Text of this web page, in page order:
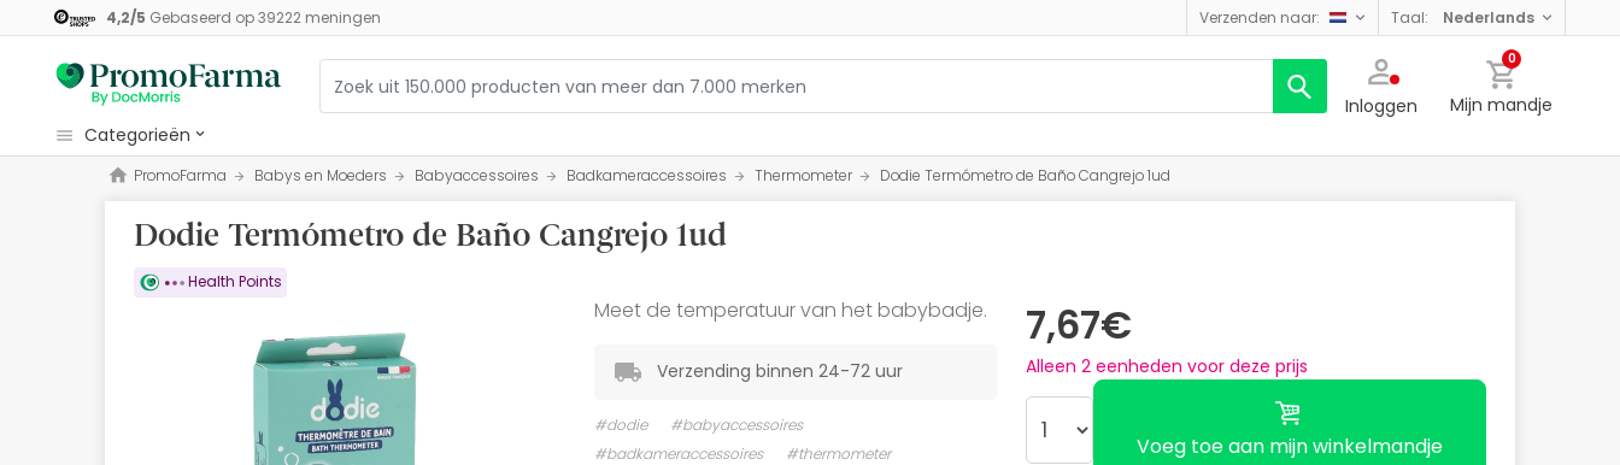
4,2/5 Gebaseerd op39222meningen verzenden naar: taal: nederlands
Inloggen
0
Mijn mandje
categorieën
Cosmetica
Gezondheid
Hygiëne
PromoFarma Babys en Moeders Babyaccessoires Badkameraccessoires Thermometer Dodie Termómetro de Baño Cangrejo 1ud
Dodie Termómetro de Baño Cangrejo 1ud
Health Points
7,67€
Alleen 2 eenheden voor deze prijs
Voeg toe aan mijn winkelmandje
Meet de temperatuur van het babybadje.
Verzending binnen 24-72 uur
#dodie
#babyaccessoires
#badkameraccessoires
#thermometer